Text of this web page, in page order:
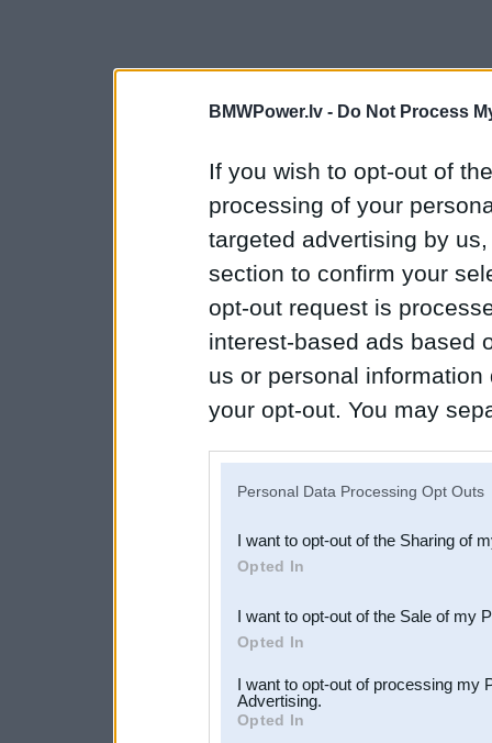
BMWPower.lv - Do Not Process
If you wish to opt-out of
processing of your
targeted advertising by
section to confirm your
opt-out request is
interest-based ads based
us or personal
your opt-out. You may
Downstream Participants
third parties.
Personal Data Processing Opt Outs
I want to opt-out of the Sharing of
Opted In
I want to opt-out of the Sale of my
Opted In
I want to opt-out of processing my
Advertising.
Opted In